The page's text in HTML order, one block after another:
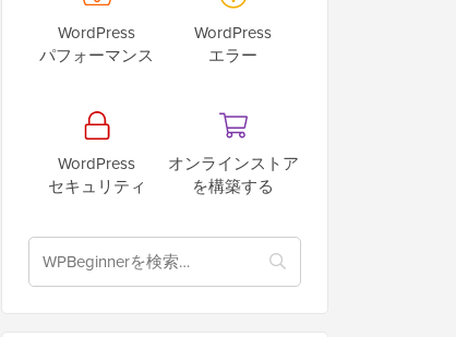
WordPress
パフォーマンス
WordPress
エラー
WordPress
セキュリティ
オンラインストア
を構築する